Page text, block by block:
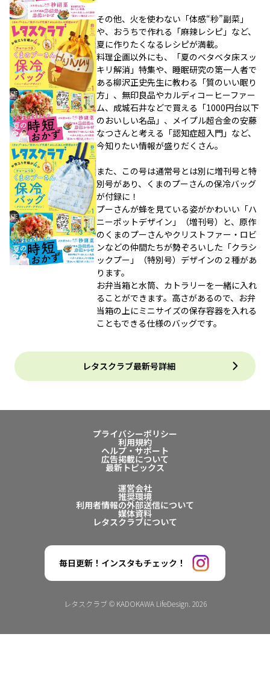
その他、火を使わない「体感“秒”副菜」
や、おうちで作れる「麻辣レシピ」など、
夏に作りたくなるレシピが満載。
料理企画以外にも、「夏のベタベタ床スッ
キリ解消」特集や、睡眠研究の第一人者で
ある柳沢正史先生に教わる「質のいい眠り
方」、無印良品やカルディコーヒーファー
ム、成城石井などで買える「1000円台以下
のおいしい名品」、メイプル超合金の安藤
なつさんと考える「認知症超入門」など、
今知りたい情報が盛りだくさん。
また、この号は通常号とは別に増刊号と特
別号があり、くまのプーさんの保冷バッグ
が付録に！
プーさんが蜂を見ている姿がかわいい「ハ
ニーポットデザイン」（増刊号）と、原作
のくまのプーさんやクリストファー・ロビ
ンなどの仲間たちが勢ぞろいした「クラシ
ックプー」（特別号）デザインの２種があ
ります。
お弁当箱と水筒、カトラリーを一緒に入れ
ることができます。高さがあるので、お弁
当箱の上にミニサイズの保存容器を入れる
こともできる仕様のバッグです。
レタスクラブ最新号詳細
プライバシーポリシー
利用規約
ヘルプ・サポート
広告掲載について
最新トピックス
運営会社
推奨環境
利用者情報の外部送信について
媒体資料
レタスクラブについて
毎日更新！インスタもチェック！
レタスクラブ © KADOKAWA LifeDesign. 2026